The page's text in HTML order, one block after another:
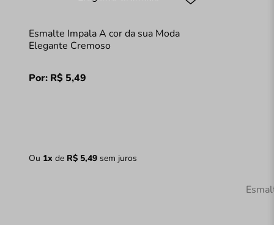
Esmalte Impala A cor da sua Moda
Elegante Cremoso
Por: R$ 5,49
Ou 1x de R$ 5,49sem juros